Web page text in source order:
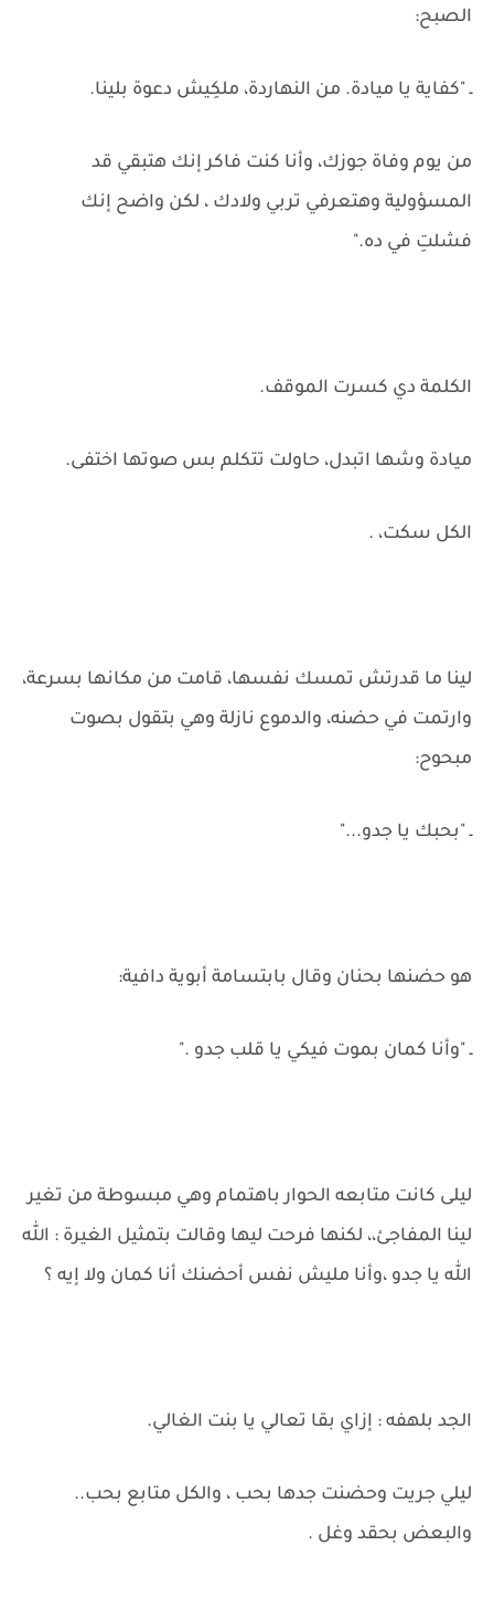
الصبح:
ـ "كفاية يا ميادة. من النهاردة، ملكِيش دعوة بلينا.
من يوم وفاة جوزك، وأنا كنت فاكر إنك هتبقي قد
المسؤولية وهتعرفي تربي ولادك ، لكن واضح إنك
فشلتِ في ده."
الكلمة دي كسرت الموقف.
ميادة وشها اتبدل، حاولت تتكلم بس صوتها اختفى.
الكل سكت، .
لينا ما قدرتش تمسك نفسها، قامت من مكانها بسرعة،
وارتمت في حضنه، والدموع نازلة وهي بتقول بصوت
مبحوح:
ـ "بحبك يا جدو..."
هو حضنها بحنان وقال بابتسامة أبوية دافية:
ـ "وأنا كمان بموت فيكي يا قلب جدو ."
ليلى كانت متابعه الحوار باهتمام وهي مبسوطة من تغير
لينا المفاجئ،، لكنها فرحت ليها وقالت بتمثيل الغيرة : الله
الله يا جدو ،وأنا مليش نفس أحضنك أنا كمان ولا إيه ؟
الجد بلهفه : إزاي بقا تعالي يا بنت الغالي.
ليلي جريت وحضنت جدها بحب ، والكل متابع بحب..
والبعض بحقد وغل .